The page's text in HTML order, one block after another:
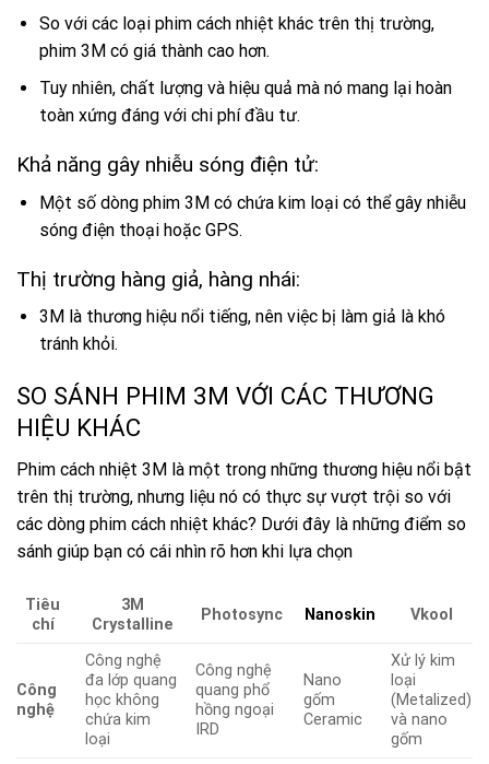
So với các loại phim cách nhiệt khác trên thị trường,
phim 3M có giá thành cao hơn.
Tuy nhiên, chất lượng và hiệu quả mà nó mang lại hoàn
toàn xứng đáng với chi phí đầu tư.
Khả năng gây nhiễu sóng điện tử:
Một số dòng phim 3M có chứa kim loại có thể gây nhiễu
sóng điện thoại hoặc GPS.
Thị trường hàng giả, hàng nhái:
3M là thương hiệu nổi tiếng, nên việc bị làm giả là khó
tránh khỏi.
SO SÁNH PHIM 3M VỚI CÁC THƯƠNG
HIỆU KHÁC
Phim cách nhiệt 3M là một trong những thương hiệu nổi bật
trên thị trường, nhưng liệu nó có thực sự vượt trội so với
các dòng phim cách nhiệt khác? Dưới đây là những điểm so
sánh giúp bạn có cái nhìn rõ hơn khi lựa chọn
Tiêu
chí
3M
Crystalline
Photosync Nanoskin Vkool
Công
nghệ
Công nghệ
đa lớp quang
học không
chứa kim
loại
Công nghệ
quang phổ
hồng ngoại
IRD
Nano
gốm
Ceramic
Xử lý kim
loại
(Metalized)
và nano
gốm